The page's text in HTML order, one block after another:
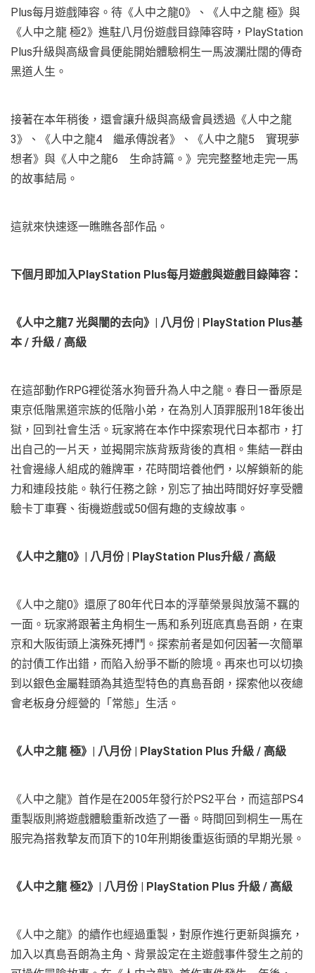
Plus每月遊戲陣容。待《人中之龍0》、《人中之龍 極》與
《人中之龍 極2》進駐八月份遊戲目錄陣容時，PlayStation
Plus升級與高級會員便能開始體驗桐生一馬波瀾壯闊的傳奇
黑道人生。
接著在本年稍後，還會讓升級與高級會員透過《人中之龍
3》、《人中之龍4 繼承傳說者》、《人中之龍5 實現夢
想者》與《人中之龍6
生命詩篇。》完完整整地走完一馬
的故事結局。
這就來快速逐一瞧瞧各部作品。
下個月即加入PlayStation Plus每月遊戲與遊戲目錄陣容：
《人中之龍7 光與闇的去向》 | 八月份 | PlayStation Plus基
本 / 升級 / 高級
在這部動作RPG裡從落水狗晉升為人中之龍。春日一番原是
東京低階黑道宗族的低階小弟，在為別人頂罪服刑18年後出
獄，回到社會生活。玩家將在本作中探索現代日本都市，打
出自己的一片天，並揭開宗族背叛背後的真相。集結一群由
社會邊緣人組成的雜牌軍，花時間培養他們，以解鎖新的能
力和連段技能。執行任務之餘，別忘了抽出時間好好享受體
驗卡丁車賽、街機遊戲或50個有趣的支線故事。
《人中之龍0》 | 八月份 | PlayStation Plus升級 / 高級
《人中之龍0》還原了80年代日本的浮華榮景與放蕩不羈的
一面。玩家將跟著主角桐生一馬和系列班底真島吾朗，在東
京和大阪街頭上演殊死搏鬥。探索前者是如何因著一次簡單
的討債工作出錯，而陷入紛爭不斷的險境。再來也可以切換
到以銀色金屬鞋頭為其造型特色的真島吾朗，探索他以夜總
會老板身分經營的「常態」生活。
《人中之龍 極》 | 八月份 | PlayStation Plus 升級 / 高級
《人中之龍》首作是在2005年發行於PS2平台，而這部PS4
重製版則將遊戲體驗重新改造了一番。時間回到桐生一馬在
服完為搭救摯友而頂下的10年刑期後重返街頭的早期光景。
《人中之龍 極2》 | 八月份 | PlayStation Plus 升級 / 高級
《人中之龍》的續作也經過重製，對原作進行更新與擴充，
加入以真島吾朗為主角、背景設定在主遊戲事件發生之前的